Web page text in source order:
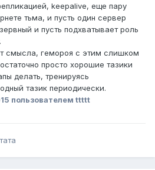
keepalive, еще пару
тьма, и пусть один сервер
и пусть подхватывает роль
смысла, гемороя с этим слишком
просто хорошие тазики
делать, тренируясь
тазик периодически.
пользователем ttttt